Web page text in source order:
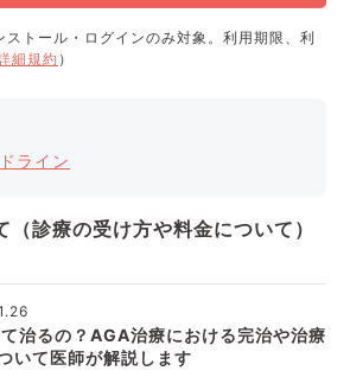
トール・ログインのみ対象。利用期限、利
細規約 ）
ライン
診療の受け方や料金について）
治るの？AGA治療における完治や治療
いて医師が解説します